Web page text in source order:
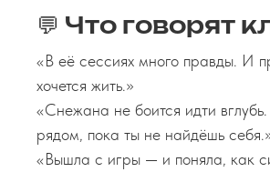
💬 Что говорят
«В её сессиях много правды. И
хочется жить.»
«Снежана не боится идти
рядом, пока ты не найдёшь
«Вышла с игры — и поняла, как